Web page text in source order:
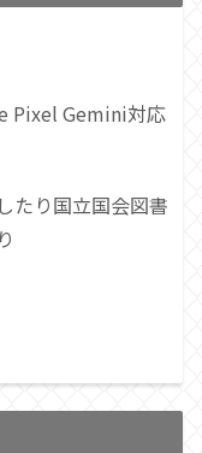
Pixel Gemini対応
たり国立国会図書